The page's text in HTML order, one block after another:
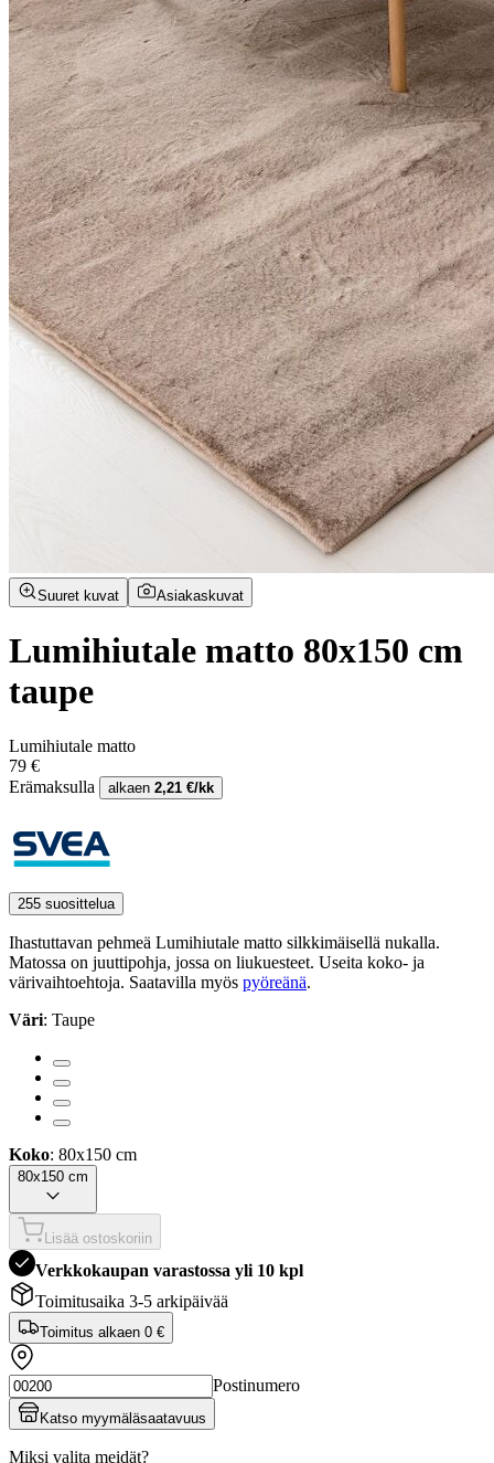
Suuret kuvat Asiakaskuvat
Lumihiutale matto 80x150 cm
taupe
Lumihiutale matto
79 €
Erämaksulla
alkaen 2,21 €/kk
255 suosittelua
Ihastuttavan pehmeä Lumihiutale matto silkkimäisellä nukalla.
Matossa on juuttipohja, jossa on liukuesteet. Useita koko- ja
värivaihtoehtoja. Saatavilla myös pyöreänä.
Väri: Taupe
Koko: 80x150 cm
80x150 cm
Lisää ostoskoriin
Verkkokaupan varastossa yli 10 kpl
Toimitusaika 3-5 arkipäivää
Toimitus alkaen 0 €
Postinumero
Katso myymäläsaatavuus
Miksi valita meidät?